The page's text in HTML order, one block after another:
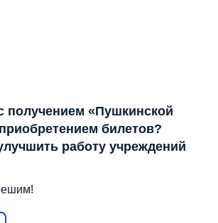
получением «Пушкинской
билетов?
работу учреждений